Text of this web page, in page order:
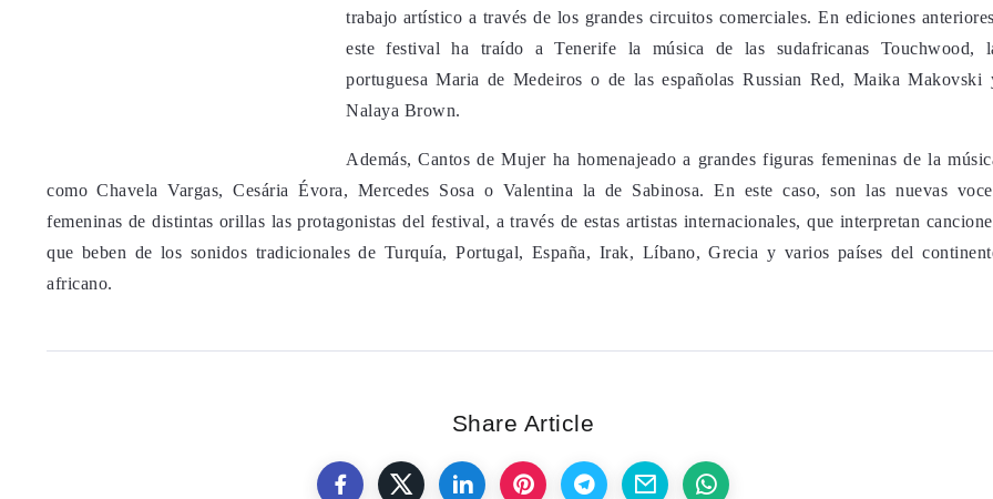
trabajo artístico a través de los grandes circuitos comerciales. En ediciones
este festival ha traído a Tenerife la música de las sudafricanas Touchwood,
portuguesa Maria de Medeiros o de las españolas Russian Red, Maika Makovski
Nalaya Brown.
Además, Cantos de Mujer ha homenajeado a grandes figuras femeninas de la
como Chavela Vargas, Cesária Évora, Mercedes Sosa o Valentina la de Sabinosa. En este caso, son las nuevas
femeninas de distintas orillas las protagonistas del festival, a través de estas artistas internacionales, que interpretan
que beben de los sonidos tradicionales de Turquía, Portugal, España, Irak, Líbano, Grecia y varios países del
africano.
Share Article